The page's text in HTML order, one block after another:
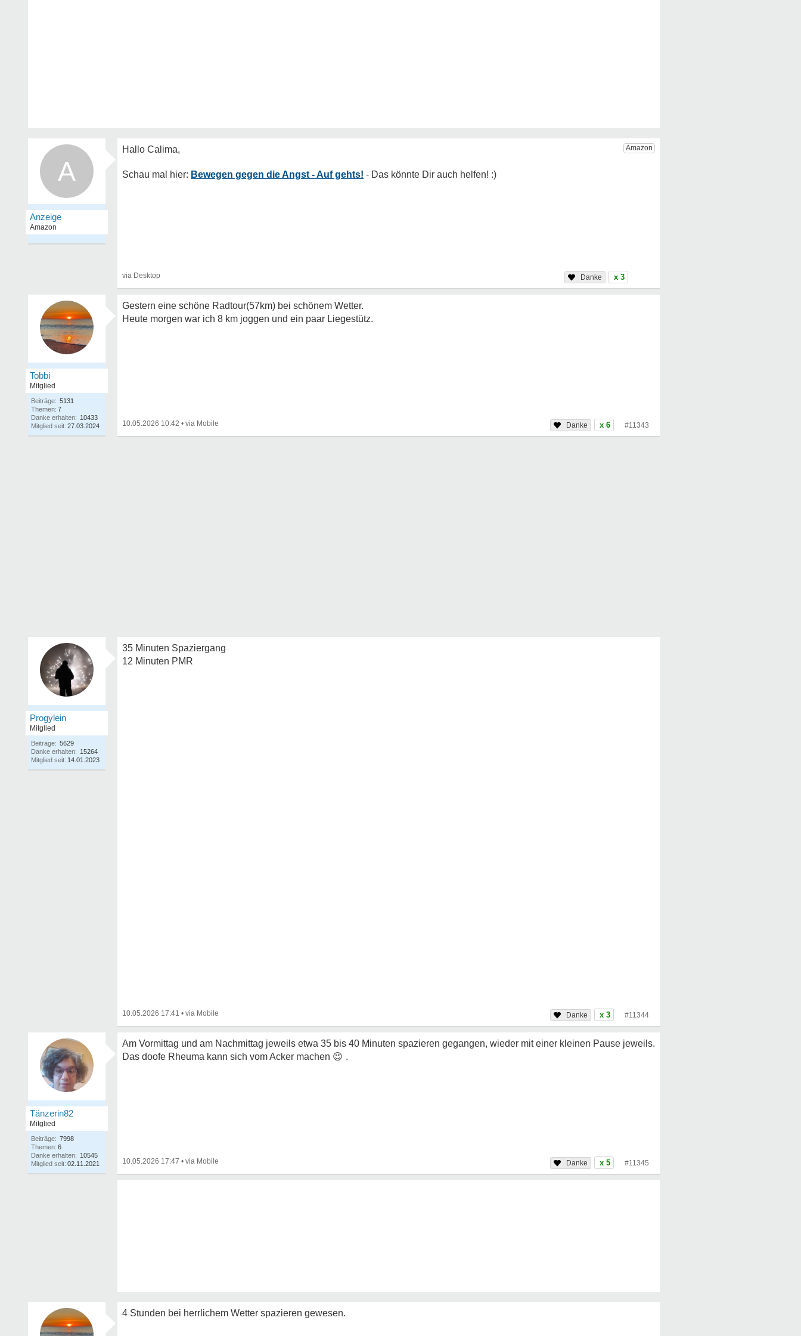
A Bewegen gegen die Angst - Auf gehts!
x 3
Tobbi
Mitglied
Beiträge: 5131
Themen: 7
Danke erhalten: 10433
Mitglied seit: 27.03.2024
Gestern eine schöne Radtour(57km) bei schönem Wetter.
Heute morgen war ich 8 km joggen und ein paar Liegestütz.
10.05.2026 10:42 • x 6 #11343
Progylein
Mitglied
Beiträge: 5629
Danke erhalten: 15264
Mitglied seit: 14.01.2023
35 Minuten Spaziergang
12 Minuten PMR
10.05.2026 17:41 • x 3 #11344
Tänzerin82
Mitglied
Beiträge: 7998
Themen: 6
Danke erhalten: 10545
Mitglied seit: 02.11.2021
Am Vormittag und am Nachmittag jeweils etwa 35 bis 40 Minuten spazieren gegangen, wieder mit einer kleinen Pause jeweils.
Das doofe Rheuma kann sich vom Acker machen 😉 .
10.05.2026 17:47 • x 5 #11345
4 Stunden bei herrlichem Wetter spazieren gewesen.